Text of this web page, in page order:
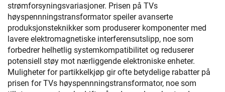
strømforsyningsvariasjoner. Prisen på TVs
høyspennningstransformator speiler avanserte
produksjonsteknikker som produserer komponenter med
lavere elektromagnetiske interferensutslipp, noe som
forbedrer helhetlig systemkompatibilitet og reduserer
potensiell støy mot nærliggende elektroniske enheter.
Muligheter for partikkelkjøp gir ofte betydelige rabatter på
prisen for TVs høyspennningstransformator, noe som